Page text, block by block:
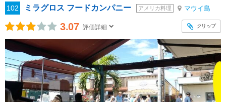
102 ミラグロス フードカンパニー アメリカ料理 マウイ島
3.07 評価詳細 クリップ